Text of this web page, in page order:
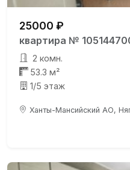
25000 ₽
квартира №
2 комн.
53.3 м²
1/5 этаж
Ханты-Мансийский АО,